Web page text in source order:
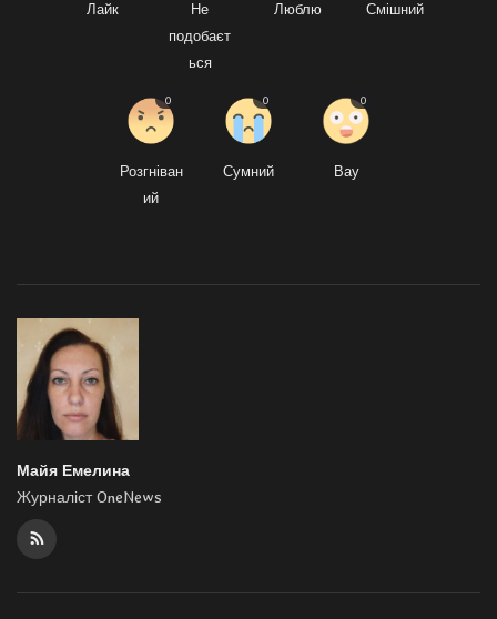
Лайк
Не
подобаєт
ься
Люблю Смішний
Розгніван
ий
0
Сумний
0
Вау
0
Майя Емелина
Журналіст OneNews